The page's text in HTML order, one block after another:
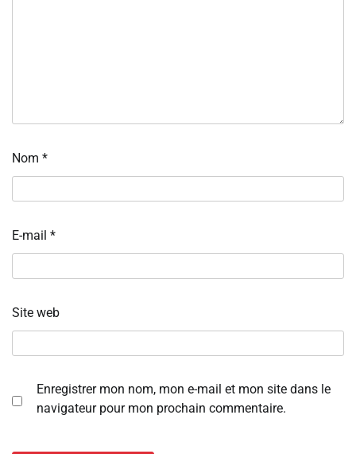
Nom *
E-mail *
Site web
Enregistrer mon nom, mon e-mail et mon site dans le
navigateur pour mon prochain commentaire.